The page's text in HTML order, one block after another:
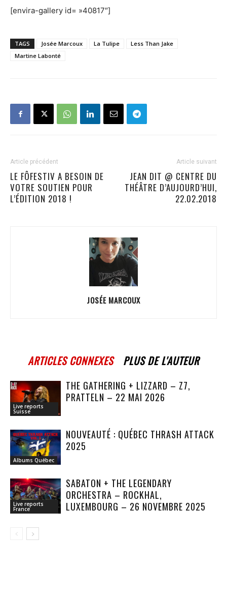
[envira-gallery id= »40817″]
TAGS Josée Marcoux La Tulipe
Less Than Jake
Martine Labonté
Article précédent
LE FÔFESTIV A BESOIN DE
VOTRE SOUTIEN POUR
L’ÉDITION 2018 !
Article suivant
JEAN DIT @ CENTRE DU
THÉÂTRE D’AUJOURD’HUI,
22.02.2018
JOSÉE MARCOUX
ARTICLES CONNEXES PLUS DE L'AUTEUR
Live reports
Suisse
THE GATHERING + LIZZARD – Z7,
PRATTELN – 22 MAI 2026
Albums Québec
NOUVEAUTÉ : QUÉBEC THRASH ATTACK
2025
Live reports
France
SABATON + THE LEGENDARY
ORCHESTRA – ROCKHAL,
LUXEMBOURG – 26 NOVEMBRE 2025